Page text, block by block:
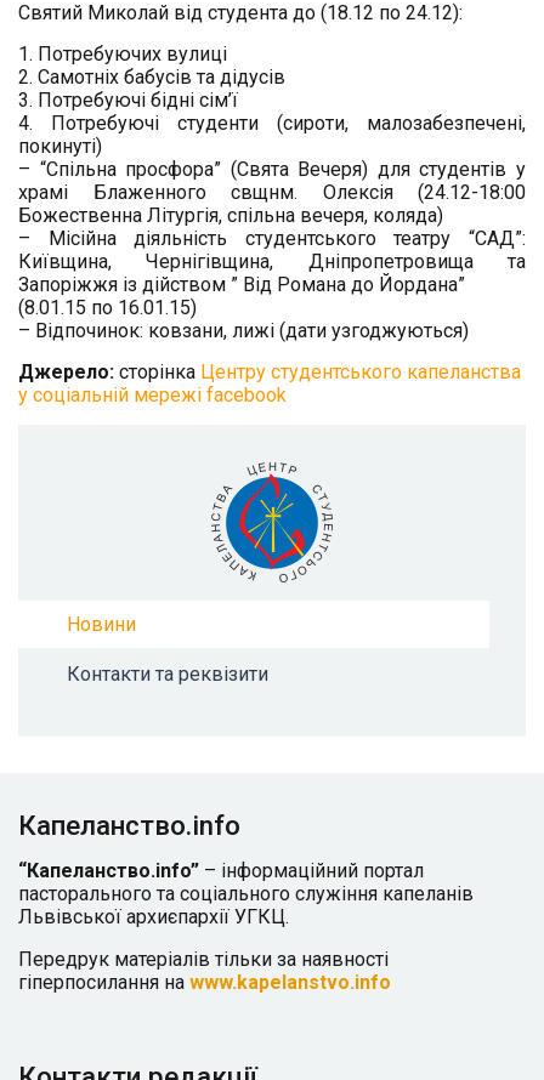
Святий Миколай від студента до (18.12 по 24.12):
1. Потребуючих вулиці
2. Самотніх бабусів та дідусів
3. Потребуючі бідні сім’ї
4. Потребуючі студенти (сироти, малозабезпечені,
покинуті)
– “Спільна просфора” (Свята Вечеря) для студентів у
храмі Блаженного свщнм. Олексія (24.12-18:00
Божественна Літургія, спільна вечеря, коляда)
– Місійна діяльність студентського театру “САД”:
Київщина, Чернігівщина, Дніпропетровища та
Запоріжжя із дійством ” Від Романа до Йордана”
(8.01.15 по 16.01.15)
– Відпочинок: ковзани, лижі (дати узгоджуються)
Джерело: сторінка Центру студентського капеланства
у соціальній мережі facebook
Новини
Контакти та реквізити
Капеланство.info
“Капеланство.info” – інформаційний портал
пасторального та соціального служіння капеланів
Львівської архиєпархії УГКЦ.
Передрук матеріалів тільки за наявності
гіперпосилання на www.kapelanstvo.info